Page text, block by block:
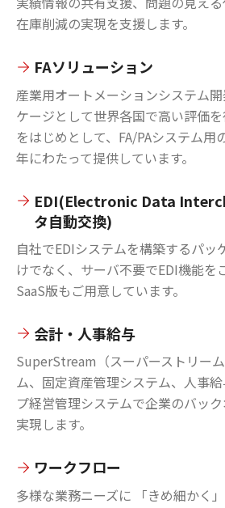
在庫削減の実現を支援します。
FAソリューション
産業用オートメーションシステム
ケージとして世界各国で高い評価を
をはじめとして、FA/PAシステム用
年にわたって提供しています。
EDI(Electronic Data
タ自動交換)
自社でEDIシステムを構築するパッ
けでなく、サーバ不要でEDI機能を
SaaS版もご用意しています。
会計・人事給与
SuperStream（スーパーストリー
ム、固定資産管理システム、人事
プ経営管理システムで企業のバッ
実現します。
ワークフロー
多様な業務ニーズに 「きめ細かく